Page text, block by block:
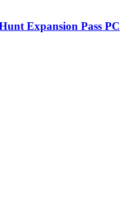
Expansion Pass PC